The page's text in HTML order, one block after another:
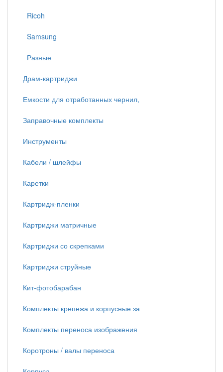
Ricoh
Samsung
Разные
Драм-картриджи
Емкости для отработанных чернил,
Заправочные комплекты
Инструменты
Кабели / шлейфы
Каретки
Картридж-пленки
Картриджи матричные
Картриджи со скрепками
Картриджи струйные
Кит-фотобарабан
Комплекты крепежа и корпусные за
Комплекты переноса изображения
Коротроны / валы переноса